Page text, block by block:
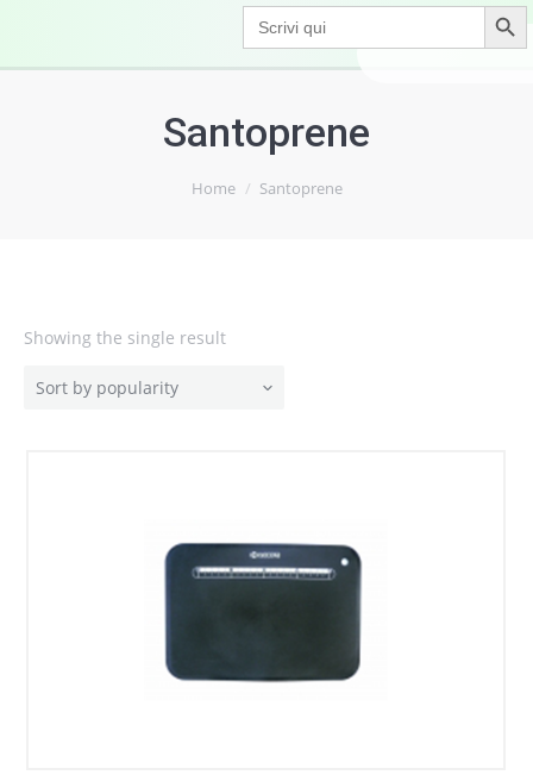
Search
for:
Search Button
Santoprene
Home Santoprene
Showing the single result
Sort by popularity